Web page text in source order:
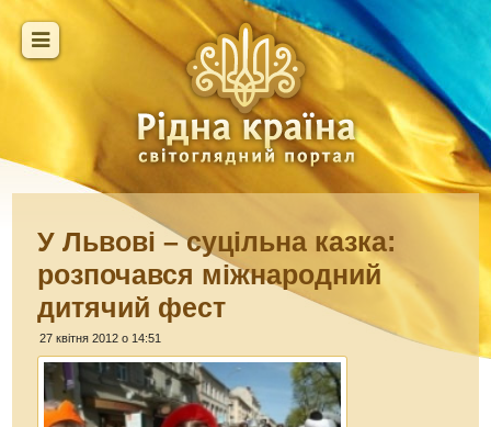
У Львові – суцільна казка:
розпочався міжнародний
дитячий фест
27 квітня 2012 о 14:51